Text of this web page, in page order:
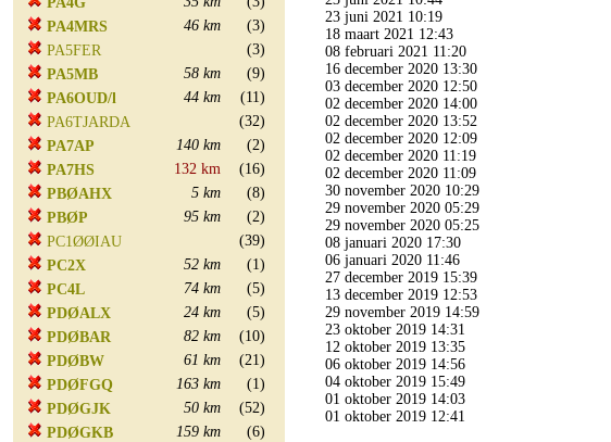
PA4MRS
46 km
(3)
PA5FER
(3)
PA5MB
58 km
(9)
PA6OUD/l
44 km
(11)
PA6TJARDA
(32)
PA7AP
140 km
(2)
PA7HS
132 km
(16)
PBØAHX
5 km
(8)
PBØP
95 km
(2)
PC1ØØIAU
(39)
PC2X
52 km
(1)
PC4L
74 km
(5)
PDØALX
24 km
(5)
PDØBAR
82 km
(10)
PDØBW
61 km
(21)
PDØFGQ
163 km
(1)
PDØGJK
50 km
(52)
PDØGKB
159 km
(6)
23 juni 2021 10:19
18 maart 2021 12:43
08 februari 2021 11:20
16 december 2020 13:30
03 december 2020 12:50
02 december 2020 14:00
02 december 2020 13:52
02 december 2020 12:09
02 december 2020 11:19
02 december 2020 11:09
30 november 2020 10:29
29 november 2020 05:29
29 november 2020 05:25
08 januari 2020 17:30
06 januari 2020 11:46
27 december 2019 15:39
13 december 2019 12:53
29 november 2019 14:59
23 oktober 2019 14:31
12 oktober 2019 13:35
06 oktober 2019 14:56
04 oktober 2019 15:49
01 oktober 2019 14:03
01 oktober 2019 12:41